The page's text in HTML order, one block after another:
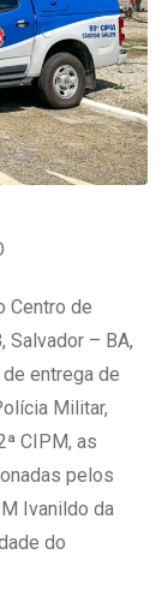
Centro de
Salvador – BA,
entrega de
Militar,
CIPM, as
pelos
Ivanildo da
do